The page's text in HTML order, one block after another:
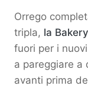
Orrego
tripla, la
fuori per i
a pareggiare a
avanti prima